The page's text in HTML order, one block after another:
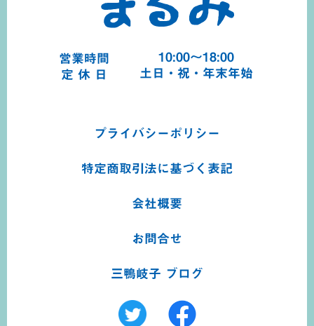
営業時間
10:00～18:00
定 休 日
土日・祝・年末年始
プライバシーポリシー
特定商取引法に基づく 表記
会社概要
お問合せ
三鴨岐子 ブログ